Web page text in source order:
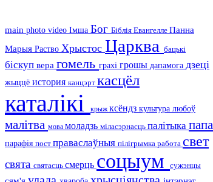
main photo video Імша Бог Біблія Евангелле Панна
Марыя Раство Хрыстос Царква бацькі
біскуп вера гомель грахі грошы дапамога дзеці
жыццё история канцэрт касцёл
каталікі крыж ксёндз культура любоў
малітва мова моладзь міласэрнасць палітыка папа
парафія пост праваслаўныя пілігрымка работа свет
свята святасць смерць соцыум сужэнцы